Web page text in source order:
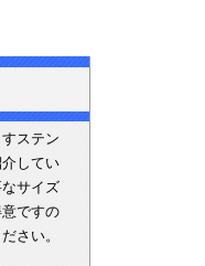
ステン
してい
サイズ
ですの
さい。